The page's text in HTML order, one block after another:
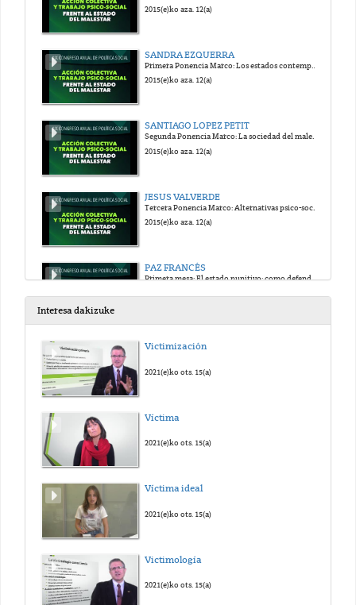
2015(e)ko aza. 12(a)
SANDRA EZQUERRA
Primera Ponencia Marco: Los estados contemporáneos y sus políticas económica: ¿Al servicio de quién?
2015(e)ko aza. 12(a)
SANTIAGO LOPEZ PETIT
Segunda Ponencia Marco: La sociedad del malestar y la producción del sujeto enfermo
2015(e)ko aza. 12(a)
JESUS VALVERDE
Tercera Ponencia Marco: Alternativas psico-sociales a las industrias del tratamiento y al "poder terapéutico"
2015(e)ko aza. 12(a)
PAZ FRANCÉS
Primera mesa: El estado punitivo: como defenderse de las leyes criminalizadoras
Interesa dakizuke
Victimización
2021(e)ko ots. 15(a)
Víctima
2021(e)ko ots. 15(a)
Víctima ideal
2021(e)ko ots. 15(a)
Victimología
2021(e)ko ots. 15(a)